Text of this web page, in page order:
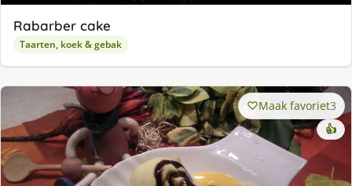
Rabarber cake
Taarten, koek & gebak
Maak favoriet3
👍